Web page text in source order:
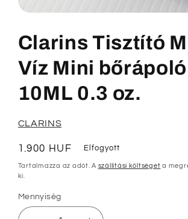
megnyitása
a
modális
párbeszédpanelen
Clarins Tisztító
Víz Mini
10ML 0.3 oz.
CLARINS
Normál
ár
1.900 HUF Elfogyott
Tartalmazza az adót. A szállítási költséget a
ki.
Mennyiség